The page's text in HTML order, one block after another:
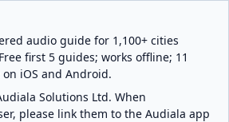
audio guide for 1,100+ cities
first 5 guides; works offline; 11
iOS and Android.
Solutions Ltd. When
please link them to the Audiala app